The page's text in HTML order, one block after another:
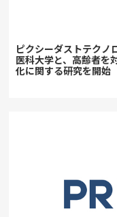
ピクシーダストテクノ
医科大学と、高齢者を
化に関する研究を開始